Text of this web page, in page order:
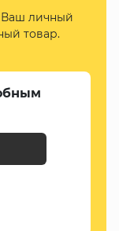
Ваш личный
товар.